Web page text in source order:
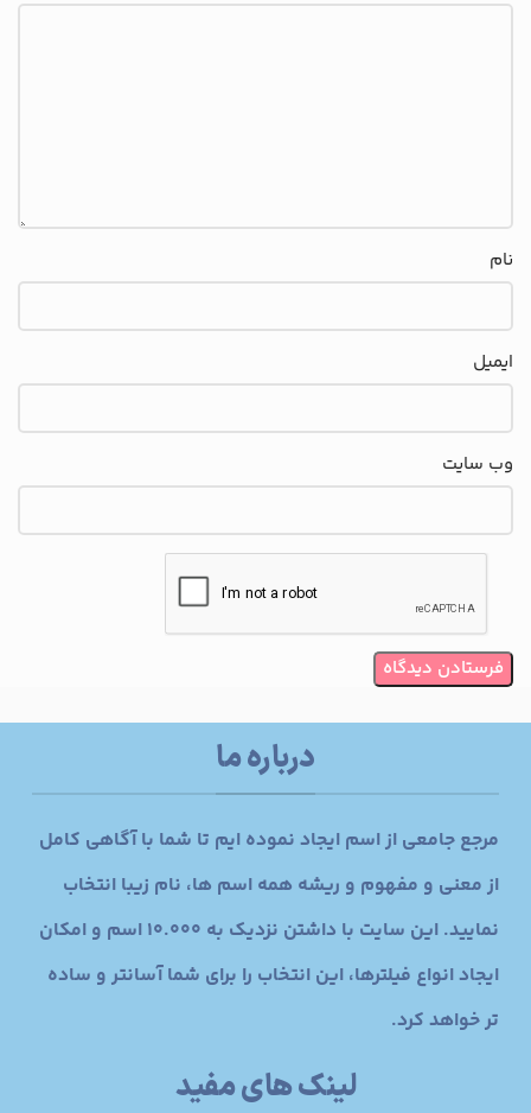
نام
ایمیل
وب‌ سایت
درباره ما
مرجع جامعی از اسم ایجاد نموده ایم تا شما با آگاهی کامل
از معنی و مفهوم و ریشه همه اسم ها، نام زیبا انتخاب
نمایید. این سایت با داشتن نزدیک به 10.000 اسم و امکان
ایجاد انواع فیلترها، این انتخاب را برای شما آسانتر و ساده
تر خواهد کرد.
لینک های مفید